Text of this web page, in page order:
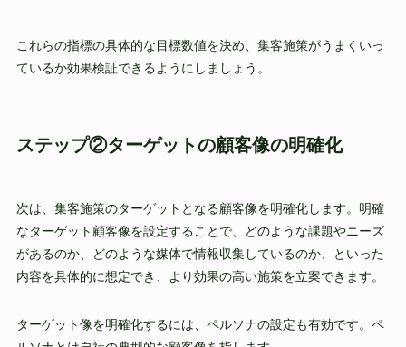
これらの指標の具体的な目標数値を決め、集客施策がうまくいっ
ているか効果検証できるようにしましょう。
ステップ②ターゲットの顧客像の明確化
次は、集客施策のターゲットとなる顧客像を明確化します。明確
なターゲット顧客像を設定することで、どのような課題やニーズ
があるのか、どのような媒体で情報収集しているのか、といった
内容を具体的に想定でき、より効果の高い施策を立案できます。
ターゲット像を明確化するには、ペルソナの設定も有効です。ペ